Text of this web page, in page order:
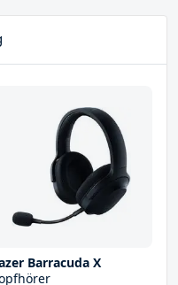
Barracuda X